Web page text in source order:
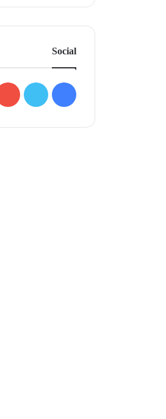
Social
فيسبوك
تويتر